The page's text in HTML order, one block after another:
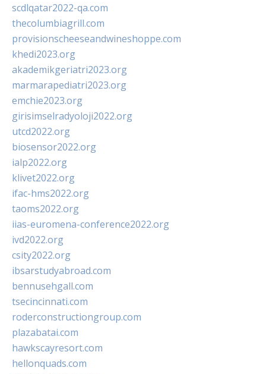
scdlqatar2022-qa.com
thecolumbiagrill.com
provisionscheeseandwineshoppe.com
khedi2023.org
akademikgeriatri2023.org
marmarapediatri2023.org
emchie2023.org
girisimselradyoloji2022.org
utcd2022.org
biosensor2022.org
ialp2022.org
klivet2022.org
ifac-hms2022.org
taoms2022.org
iias-euromena-conference2022.org
ivd2022.org
csity2022.org
ibsarstudyabroad.com
bennusehgall.com
tsecincinnati.com
roderconstructiongroup.com
plazabatai.com
hawkscayresort.com
hellonquads.com